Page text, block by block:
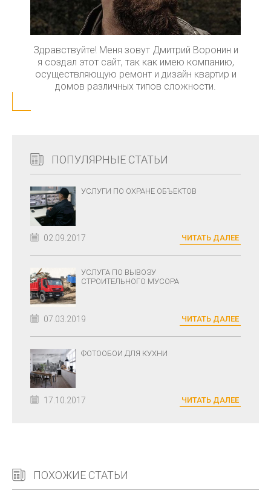
Здравствуйте! Меня зовут Дмитрий Воронин и
я создал этот сайт, так как имею компанию,
осуществляющую ремонт и дизайн квартир и
домов различных типов сложности.
ПОПУЛЯРНЫЕ СТАТЬИ
УСЛУГИ ПО ОХРАНЕ ОБЪЕКТОВ
02.09.2017 ЧИТАТЬ ДАЛЕЕ
УСЛУГА ПО ВЫВОЗУ
СТРОИТЕЛЬНОГО МУСОРА
07.03.2019 ЧИТАТЬ ДАЛЕЕ
ФОТООБОИ ДЛЯ КУХНИ
17.10.2017 ЧИТАТЬ ДАЛЕЕ
ПОХОЖИЕ СТАТЬИ